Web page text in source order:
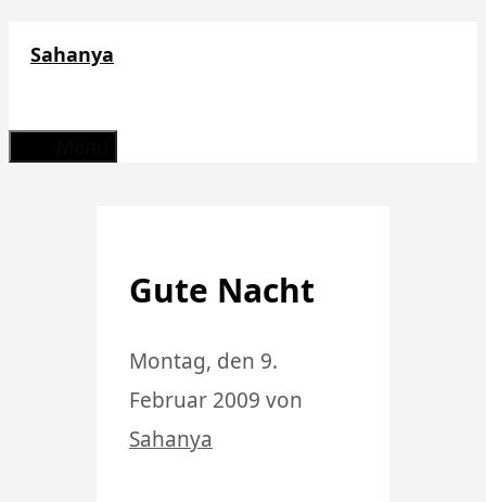
Sahanya
Gute Nacht
Montag, den 9.
Februar 2009 von
Sahanya